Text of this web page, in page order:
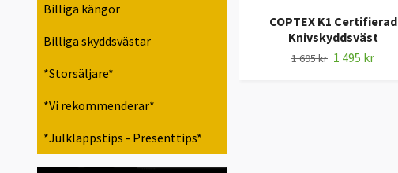
Billiga kängor
Billiga skyddsvästar
*Storsäljare*
*Vi rekommenderar*
*Julklappstips - Presenttips*
COPTEX K1 Certifierad
Knivskyddsväst
1 695 kr 1 495 kr